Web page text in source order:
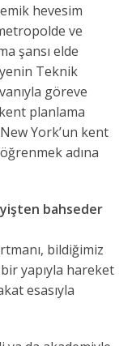
hevesim
ve
şansı elde
Teknik
göreve
planlama
York’un kent
adına
bahseder
bildiğimiz
yapıyla hareket
esasıyla